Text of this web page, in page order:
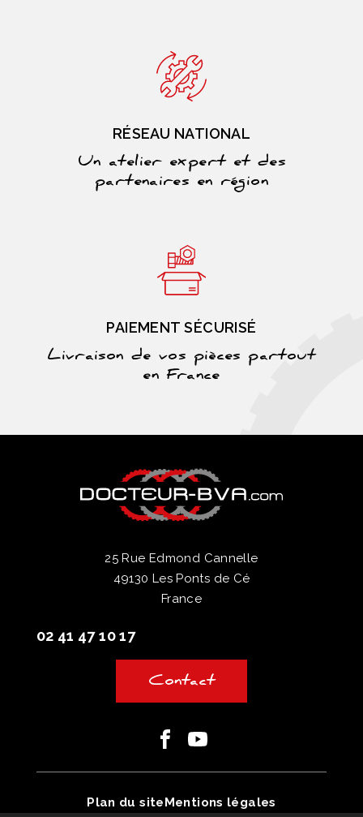
RÉSEAU NATIONAL
Un atelier expert et des
partenaires en région
PAIEMENT SÉCURISÉ
Livraison de vos pièces partout
en France
25 Rue Edmond Cannelle
49130 Les Ponts de Cé
France
02 41 47 10 17
Contact
FacebookYoutube
Plan du siteMentions légales